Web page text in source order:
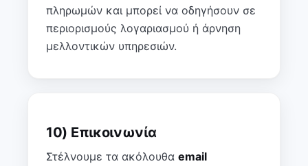
πληρωμών και μπορεί να οδηγήσουν σε
περιορισμούς λογαριασμού ή άρνηση
μελλοντικών υπηρεσιών.
10) Επικοινωνία
Στέλνουμε τα ακόλουθα email